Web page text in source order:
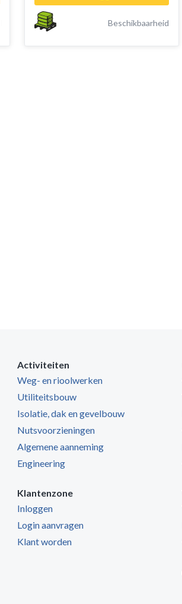
Beschikbaarheid
Activiteiten
Weg- en rioolwerken
Utiliteitsbouw
Isolatie, dak en gevelbouw
Nutsvoorzieningen
Algemene aanneming
Engineering
Klantenzone
Inloggen
Login aanvragen
Klant worden